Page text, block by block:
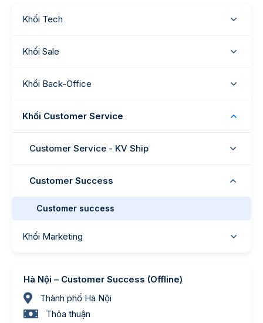
Khối Tech
Khối Sale
Khối Back-Office
Khối Customer Service
Customer Service - KV Ship
Customer Success
Customer success
Khối Marketing
Hà Nội – Customer Success (Offline)
Thành phố Hà Nội
Thỏa thuận